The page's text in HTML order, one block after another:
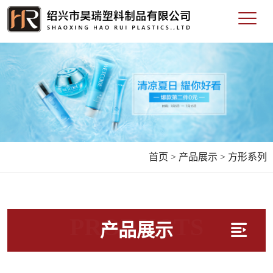
首页 > 产品展示 > 方形系列
产品展示
PRODUCTS